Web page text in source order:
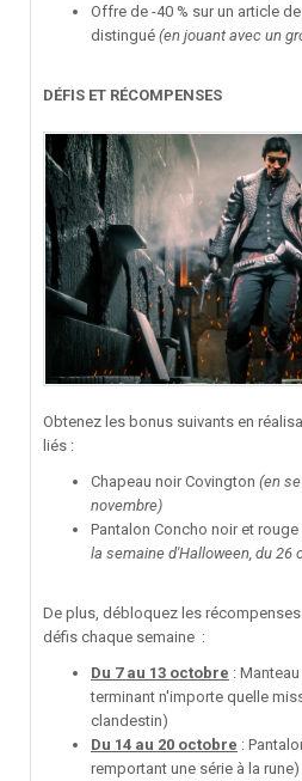
Offre de -40 % sur un article
distingué (en jouant avec un
DÉFIS ET RÉCOMPENSES
Obtenez les bonus suivants en
liés :
Chapeau noir Covington (en
novembre)
Pantalon Concho noir et rouge
la semaine d'Halloween, du 26
De plus, débloquez les
défis chaque semaine :
Du 7 au 13 octobre :
terminant n'importe quelle
clandestin)
Du 14 au 20 octobre :
remportant une série à la rune)